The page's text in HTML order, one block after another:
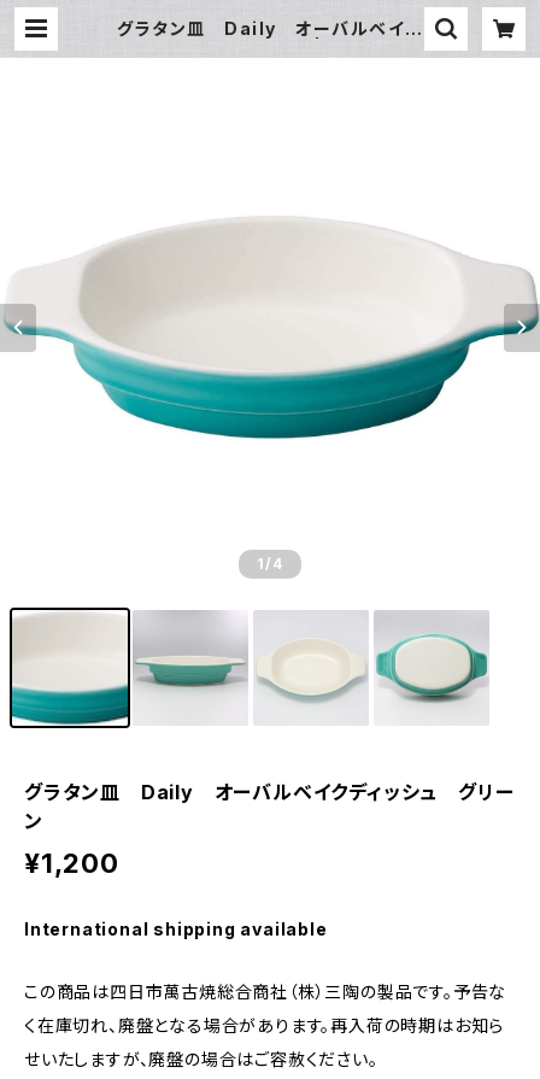
グラタン皿 Daily オーバルベイク
1 /4
グラタン皿 Daily オーバルベイクディッシュ グリー
ン
¥1,200
International shipping available
この商品は四日市萬古焼総合商社（株）三陶の製品です。予告な
く在庫切れ、廃盤となる場合があります。再入荷の時期はお知ら
せいたしますが、廃盤の場合はご容赦ください。